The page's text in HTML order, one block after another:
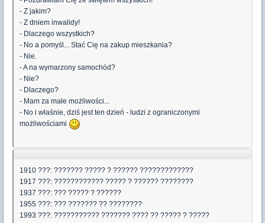
- Z jakim?
- Z dniem inwalidy!
- Dlaczego wszystkich?
- No a pomyśl... Stać Cię na zakup mieszkania?
- Nie.
- A na wymarzony samochód?
- Nie?
- Dlaczego?
- Mam za małe możliwości...
- No i właśnie, dziś jest ten dzień - ludzi z ograniczonymi
możliwościami
1910 ???: ??????? ????? ? ?????? ?????????????
1917 ???: ???????????? ????? ? ?????? ????????
1937 ???: ??? ????? ? ??????
1955 ???: ??? ??????? ?? ????????
1993 ???: ??????????? ??????? ???? ?? ????? ? ?????